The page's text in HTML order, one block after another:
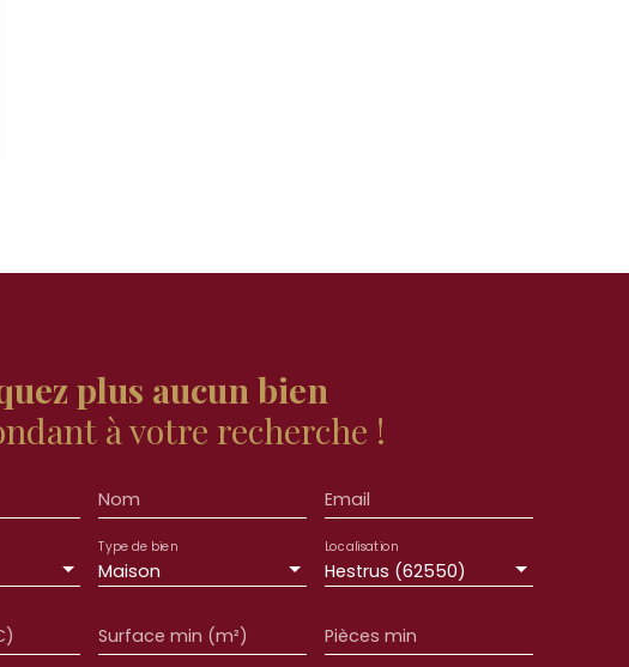
plus aucun bien
à votre recherche !
Nom Email
Maison
Type de bien
Hestrus (62550)
Localisation
Surface min (m²) Pièces min